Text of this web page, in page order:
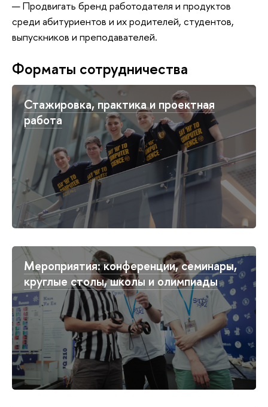
Продвигать бренд работодателя и продуктов
среди абитуриентов и их родителей, студентов,
выпускников и преподавателей.
Форматы сотрудничества
Стажировка, практика и проектная
работа
Мероприятия: конференции, семинары,
круглые столы, школы и олимпиады